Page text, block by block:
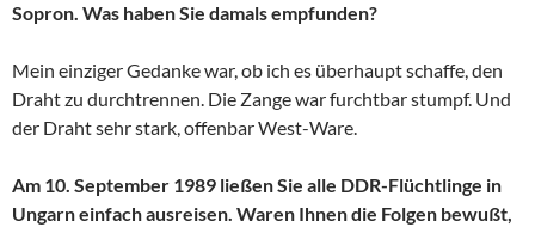
Sopron. Was haben Sie damals empfunden?
Mein einziger Gedanke war, ob ich es überhaupt schaffe, den
Draht zu durchtrennen. Die Zange war furchtbar stumpf. Und
der Draht sehr stark, offenbar West-Ware.
Am 10. September 1989 ließen Sie alle DDR-Flüchtlinge in
Ungarn einfach ausreisen. Waren Ihnen die Folgen bewußt,